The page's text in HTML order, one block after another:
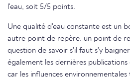
l'eau, soit 5/5 points.
Une qualité d'eau constante est un
autre point de repère. un point de
question de savoir s'il faut s'y
également les dernières
car les influences